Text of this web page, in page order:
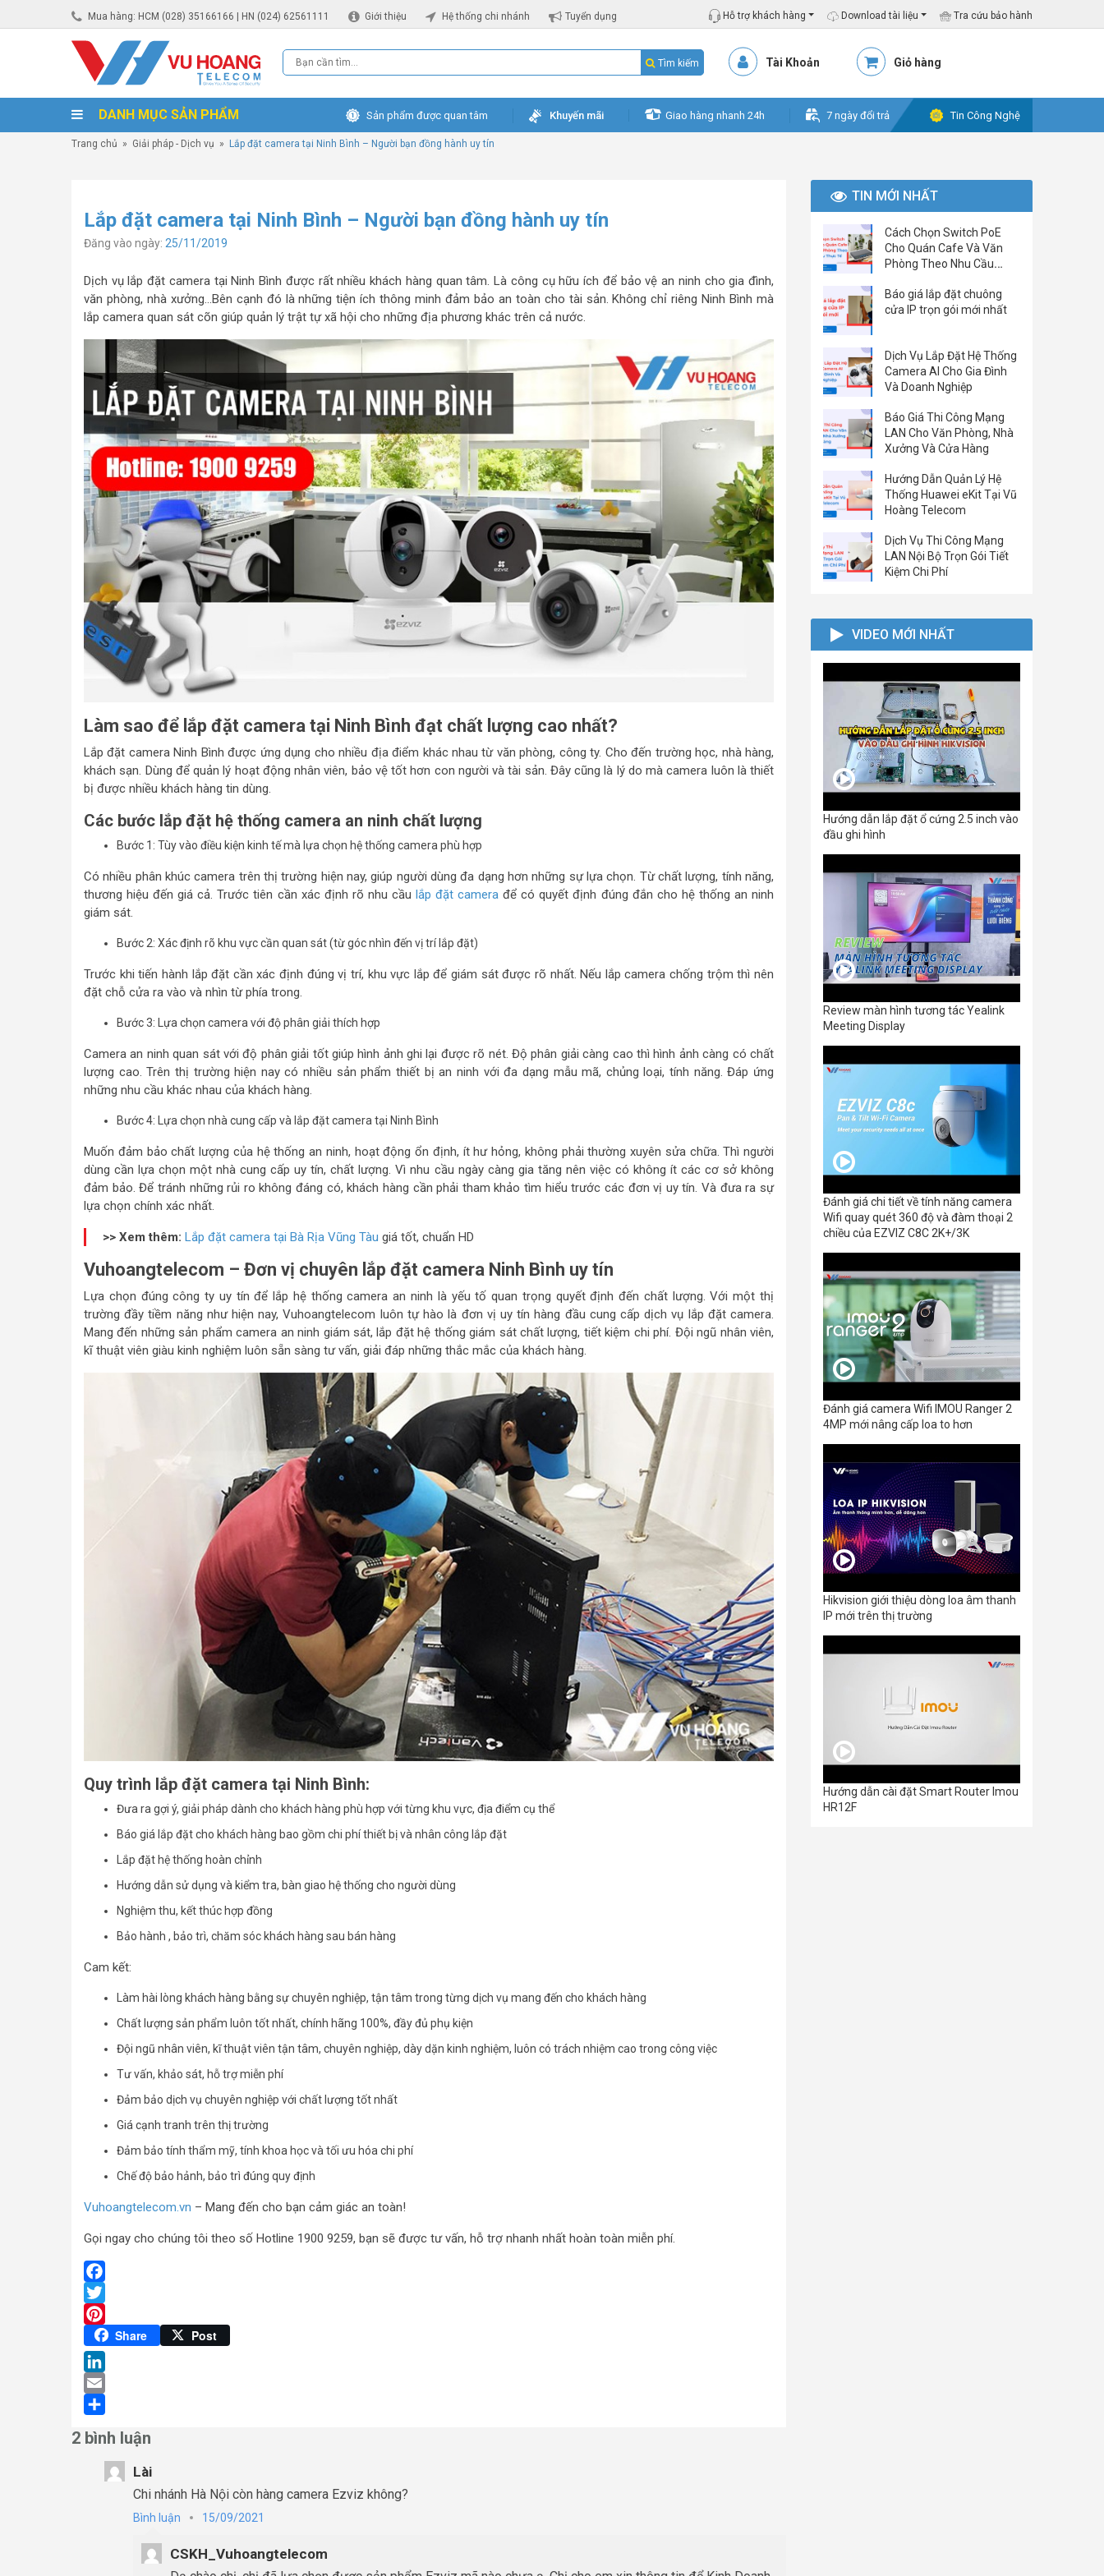
Mua hàng: HCM (028) 35166166 | HN (024) 62561111 Giới thiệu Hệ thống chi nhánh Tuyển dụng Hỗ trợ khách hàng Download tài liệu Tra cứu bảo hành
Tìm kiếm Tài Khoản Giỏ hàng
DANH MỤC SẢN PHẨM Sản phẩm được quan tâm Khuyến mãi Giao hàng nhanh 24h 7 ngày đổi trả Tin Công Nghệ
Trang chủ » Giải pháp - Dịch vụ » Lắp đặt camera tại Ninh Bình – Người bạn đồng hành uy tín
Lắp đặt camera tại Ninh Bình – Người bạn đồng hành uy tín
Đăng vào ngày: 25/11/2019
Dịch vụ lắp đặt camera tại Ninh Bình được rất nhiều khách hàng quan tâm. Là công cụ hữu ích để bảo vệ an ninh cho gia đình,
văn phòng, nhà xưởng…Bên cạnh đó là những tiện ích thông minh đảm bảo an toàn cho tài sản. Không chỉ riêng Ninh Bình mà
lắp camera quan sát cõn giúp quản lý trật tự xã hội cho những địa phương khác trên cả nước.
Làm sao để lắp đặt camera tại Ninh Bình đạt chất lượng cao nhất?
Lắp đặt camera Ninh Bình được ứng dụng cho nhiều địa điểm khác nhau từ văn phòng, công ty. Cho đến trường học, nhà hàng,
khách sạn. Dùng để quản lý hoạt động nhân viên, bảo vệ tốt hơn con người và tài sản. Đây cũng là lý do mà camera luôn là thiết
bị được nhiều khách hàng tin dùng.
Các bước lắp đặt hệ thống camera an ninh chất lượng
Bước 1: Tùy vào điều kiện kinh tế mà lựa chọn hệ thống camera phù hợp
Có nhiều phân khúc camera trên thị trường hiện nay, giúp người dùng đa dạng hơn những sự lựa chọn. Từ chất lượng, tính năng,
thương hiệu đến giá cả. Trước tiên cần xác định rõ nhu cầu lắp đặt camera để có quyết định đúng đắn cho hệ thống an ninh
giám sát.
Bước 2: Xác định rõ khu vực cần quan sát (từ góc nhìn đến vị trí lắp đặt)
Trước khi tiến hành lắp đặt cần xác định đúng vị trí, khu vực lắp để giám sát được rõ nhất. Nếu lắp camera chống trộm thì nên
đặt chỗ cửa ra vào và nhìn từ phía trong.
Bước 3: Lựa chọn camera với độ phân giải thích hợp
Camera an ninh quan sát với độ phân giải tốt giúp hình ảnh ghi lại được rõ nét. Độ phân giải càng cao thì hình ảnh càng có chất
lượng cao. Trên thị trường hiện nay có nhiều sản phẩm thiết bị an ninh với đa dạng mẫu mã, chủng loại, tính năng. Đáp ứng
những nhu cầu khác nhau của khách hàng.
Bước 4: Lựa chọn nhà cung cấp và lắp đặt camera tại Ninh Bình
Muốn đảm bảo chất lượng của hệ thống an ninh, hoạt động ổn định, ít hư hỏng, không phải thường xuyên sửa chữa. Thì người
dùng cần lựa chọn một nhà cung cấp uy tín, chất lượng. Vì nhu cầu ngày càng gia tăng nên việc có không ít các cơ sở không
đảm bảo. Để tránh những rủi ro không đáng có, khách hàng cần phải tham khảo tìm hiểu trước các đơn vị uy tín. Và đưa ra sự
lựa chọn chính xác nhất.
>> Xem thêm: Lắp đặt camera tại Bà Rịa Vũng Tàu giá tốt, chuẩn HD
Vuhoangtelecom – Đơn vị chuyên lắp đặt camera Ninh Bình uy tín
Lựa chọn đúng công ty uy tín để lắp hệ thống camera an ninh là yếu tố quan trọng quyết định đến chất lượng. Với một thị
trường đầy tiềm năng như hiện nay, Vuhoangtelecom luôn tự hào là đơn vị uy tín hàng đầu cung cấp dịch vụ lắp đặt camera.
Mang đến những sản phẩm camera an ninh giám sát, lắp đặt hệ thống giám sát chất lượng, tiết kiệm chi phí. Đội ngũ nhân viên,
kĩ thuật viên giàu kinh nghiệm luôn sẵn sàng tư vấn, giải đáp những thắc mắc của khách hàng.
Quy trình lắp đặt camera tại Ninh Bình:
Đưa ra gợi ý, giải pháp dành cho khách hàng phù hợp với từng khu vực, địa điểm cụ thể
Báo giá lắp đặt cho khách hàng bao gồm chi phí thiết bị và nhân công lắp đặt
Lắp đặt hệ thống hoàn chỉnh
Hướng dẫn sử dụng và kiểm tra, bàn giao hệ thống cho người dùng
Nghiệm thu, kết thúc hợp đồng
Bảo hành , bảo trì, chăm sóc khách hàng sau bán hàng
Cam kết:
Làm hài lòng khách hàng bằng sự chuyên nghiệp, tận tâm trong từng dịch vụ mang đến cho khách hàng
Chất lượng sản phẩm luôn tốt nhất, chính hãng 100%, đầy đủ phụ kiện
Đội ngũ nhân viên, kĩ thuật viên tận tâm, chuyên nghiệp, dày dặn kinh nghiệm, luôn có trách nhiệm cao trong công việc
Tư vấn, khảo sát, hỗ trợ miễn phí
Đảm bảo dịch vụ chuyên nghiệp với chất lượng tốt nhất
Giá cạnh tranh trên thị trường
Đảm bảo tính thẩm mỹ, tính khoa học và tối ưu hóa chi phí
Chế độ bảo hảnh, bảo trì đúng quy định
Vuhoangtelecom.vn – Mang đến cho bạn cảm giác an toàn!
Gọi ngay cho chúng tôi theo số Hotline 1900 9259, bạn sẽ được tư vấn, hỗ trợ nhanh nhất hoàn toàn miễn phí.
Facebook
Twitter
Pinterest
Share Post
LinkedIn
Email
2 bình luận
Lài
Chi nhánh Hà Nội còn hàng camera Ezviz không?
Bình luận 15/09/2021
CSKH_Vuhoangtelecom
TIN MỚI NHẤT
Cách Chọn Switch PoE
Cho Quán Cafe Và Văn
Phòng Theo Nhu Cầu
Báo giá lắp đặt chuông
cửa IP trọn gói mới nhất
Dịch Vụ Lắp Đặt Hệ Thống
Camera AI Cho Gia Đình
Và Doanh Nghiệp
Báo Giá Thi Công Mạng
LAN Cho Văn Phòng, Nhà
Xưởng Và Cửa Hàng
Hướng Dẫn Quản Lý Hệ
Thống Huawei eKit Tại Vũ
Hoàng Telecom
Dịch Vụ Thi Công Mạng
LAN Nội Bộ Trọn Gói Tiết
Kiệm Chi Phí
VIDEO MỚI NHẤT
Hướng dẫn lắp đặt ổ cứng 2.5 inch vào
đầu ghi hình
Review màn hình tương tác Yealink
Meeting Display
Đánh giá chi tiết về tính năng camera
Wifi quay quét 360 độ và đàm thoại 2
chiều của EZVIZ C8C 2K+/3K
Đánh giá camera Wifi IMOU Ranger 2
4MP mới nâng cấp loa to hơn
Hikvision giới thiệu dòng loa âm thanh
IP mới trên thị trường
Hướng dẫn cài đặt Smart Router Imou
HR12F